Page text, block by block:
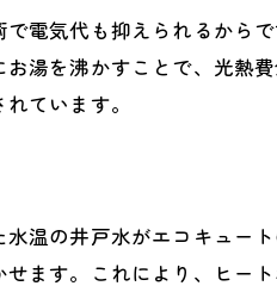
電気代も抑えられるから
湯を沸かすことで、光熱
ています。
温の井戸水がエコキュー
ます。これにより、ヒー